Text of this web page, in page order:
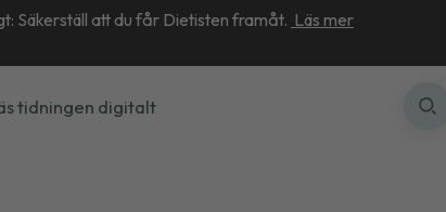
Säkerställ att du får Dietisten framåt. Läs mer
tidningen digitalt